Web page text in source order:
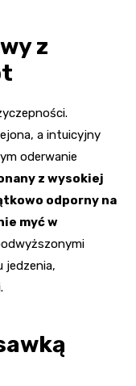
z
a intuicyjny
oderwanie
z wysokiej
odporny na
myć w
jedzenia,